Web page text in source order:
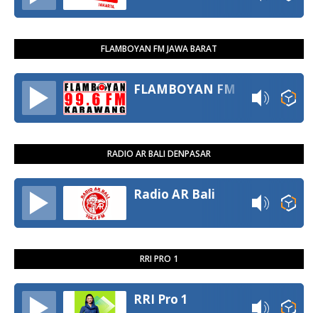
FLAMBOYAN FM JAWA BARAT
FLAMBOYAN FM
RADIO AR BALI DENPASAR
Radio AR Bali
RRI PRO 1
RRI Pro 1